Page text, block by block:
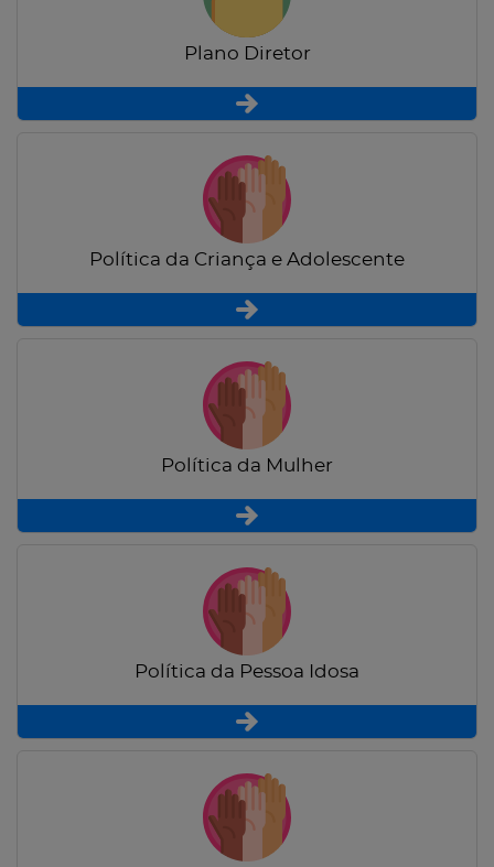
Plano Diretor
Política da Criança e Adolescente
Política da Mulher
Política da Pessoa Idosa